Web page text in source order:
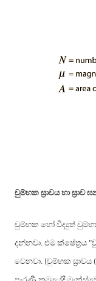
චුම්භක ස්‍රාවය හා ස්‍රාව
චුම්භක හෝ විද්‍යුත්
දන්නවා. එම ක්ෂේත්‍රය "
වෙනවා. (චුම්භක ස්‍රාවය (